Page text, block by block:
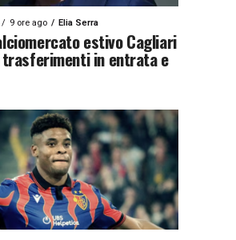
9 ore ago Elia Serra
estivo Cagliari
trasferimenti in entrata e